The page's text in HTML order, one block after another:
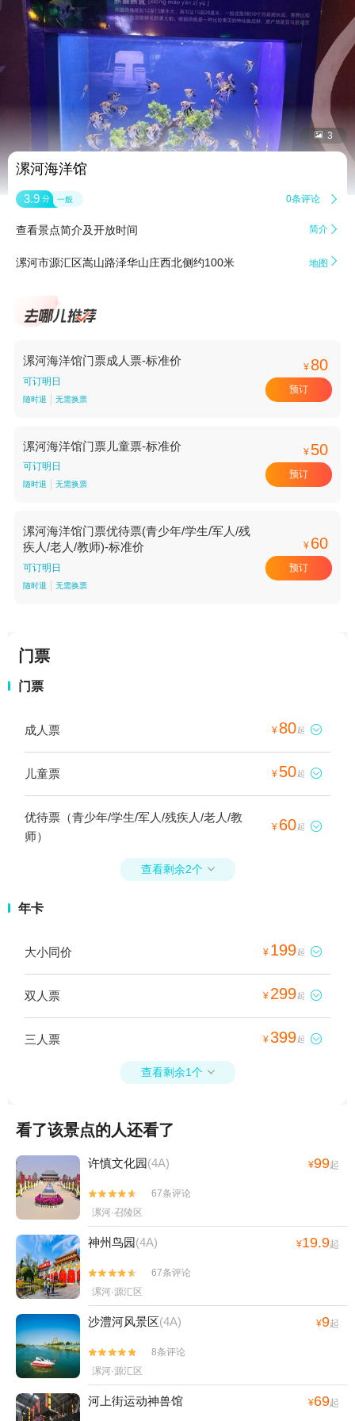
 3
漯河海洋馆
3.9 分 一般 0条评论 
查看景点简介及开放时间 简介 
漯河市源汇区嵩山路泽华山庄西北侧约100米 地图 
漯河海洋馆门票成人票-标准价
可订明日
随时退 无需换票
¥ 80
预订
漯河海洋馆门票儿童票-标准价
可订明日
随时退 无需换票
¥ 50
预订
漯河海洋馆门票优待票(青少年/学生/军人/残
疾人/老人/教师)-标准价
可订明日
随时退 无需换票
¥ 60
预订
门票
门票
成人票 ¥ 80起 
儿童票 ¥ 50起 
优待票（青少年/学生/军人/残疾人/老人/教
师）
¥ 60起 
查看剩余2个 
年卡
大小同价 ¥ 199起 
双人票 ¥ 299起 
三人票 ¥399起 
查看剩余1个 
看了该景点的人还看了
许慎文化园(4A) ¥99起


67条评论
漯河·召陵区
神州鸟园(4A) ¥19.9起


67条评论
漯河·源汇区
沙澧河风景区(4A) ¥9起


8条评论
漯河·源汇区
河上街运动神兽馆 ¥69起